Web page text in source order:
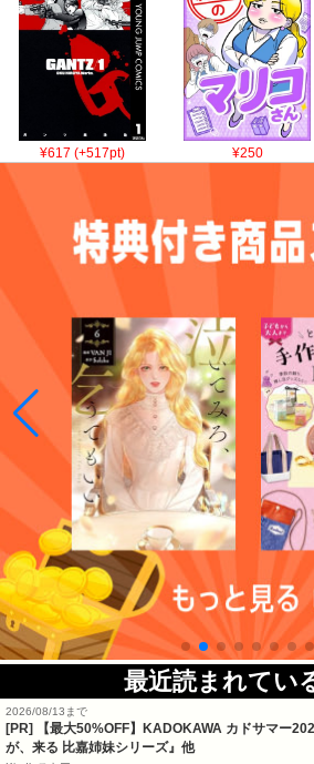
¥617 (+517pt) ¥250
最近読まれてい
2026/08/13まで
[PR]
【最大50%OFF】KADOKAWA カドサマー
が、来る 比嘉姉妹シリーズ』他